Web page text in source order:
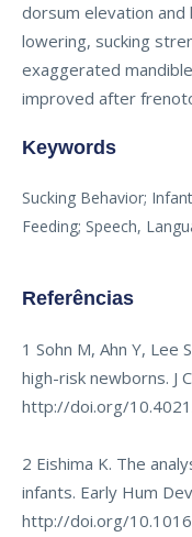
dorsum elevation and
lowering, sucking
exaggerated
improved after
Keywords
Sucking Behavior;
Feeding; Speech,
Referências
1 Sohn M, Ahn Y,
high-risk newborns. J
http://doi.org/
2 Eishima K. The
infants. Early Hum
http://doi.org/